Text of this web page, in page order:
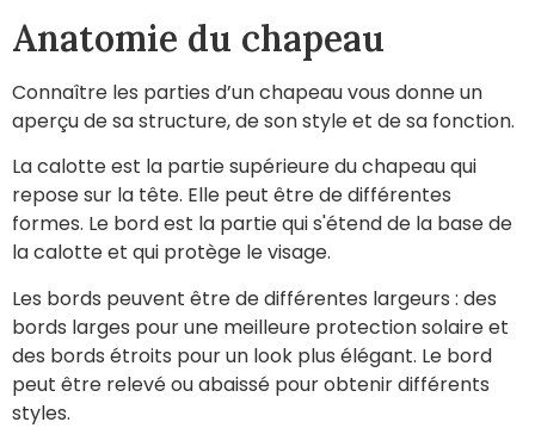
Anatomie du chapeau
Connaître les parties d’un chapeau vous donne un
aperçu de sa structure, de son style et de sa fonction.
La calotte est la partie supérieure du chapeau qui
repose sur la tête. Elle peut être de différentes
formes. Le bord est la partie qui s'étend de la base de
la calotte et qui protège le visage.
Les bords peuvent être de différentes largeurs : des
bords larges pour une meilleure protection solaire et
des bords étroits pour un look plus élégant. Le bord
peut être relevé ou abaissé pour obtenir différents
styles.